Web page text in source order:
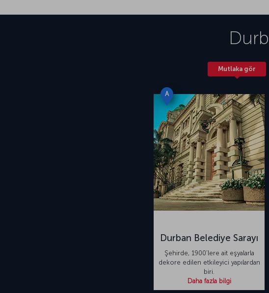
Mutlaka gör
A
Durban Belediye Sarayı
Şehirde, 1900’lere ait eşyalarla
dekore edilen etkileyici yapılardan
biri.
Daha fazla bilgi